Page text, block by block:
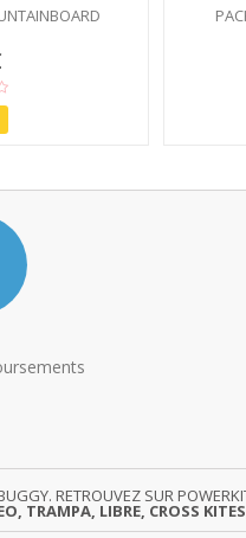
RETROUVEZ SUR
TRAMPA, LIBRE, CROSS